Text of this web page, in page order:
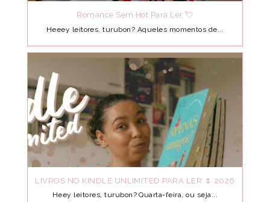
Romance Sem Hot Para Ler 💘
Heeey leitores, turubon? Aqueles momentos de...
LIVROS NO KINDLE UNLIMITED PARA LER 🌷 2026
Heey leitores, turubon? Quarta-feira, ou seja...